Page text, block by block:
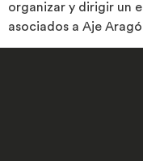
organizar y dirigir un
asociados a Aje